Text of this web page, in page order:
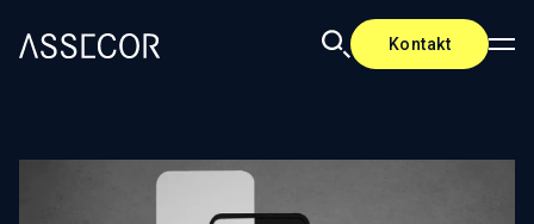
Kontakt